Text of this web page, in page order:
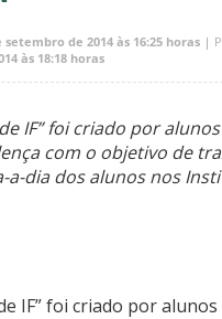
setembro de 2014 às 16:25 horas |
às 18:18 horas
IF” foi criado por
com o objetivo de
a-dia dos alunos nos
IF” foi criado por alunos